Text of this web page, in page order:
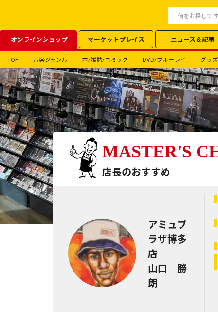
オンラインショップ マーケットプレイス ニュース＆記事
TOP 音楽ジャンル 本/雑誌/コミック DVD/ブルーレイ グッズ
MASTER'S
店長のおすすめ
アミュプ
ラザ博多
店
山口 勝
朗